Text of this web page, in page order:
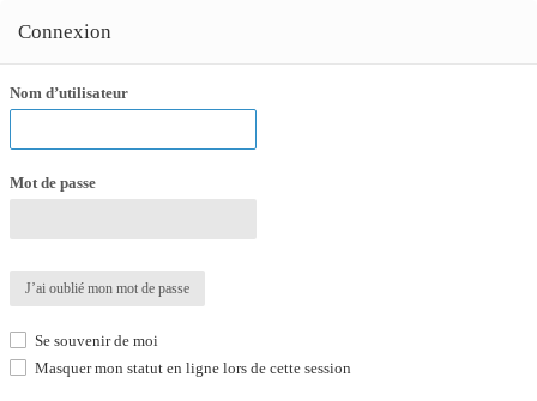
Connexion
Nom d’utilisateur
Mot de passe
J’ai oublié mon mot de passe
Se souvenir de moi
Masquer mon statut en ligne lors de cette session